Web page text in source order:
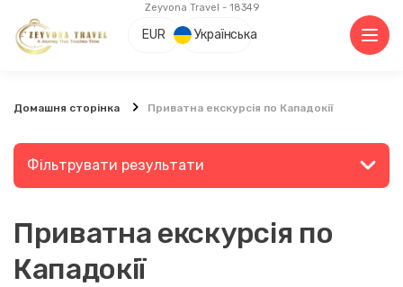
Zeyvona Travel - 18349
EUR Українська
Домашня сторінка Приватна екскурсія по Кападокії
Фільтрувати результати
Знайдіть місце або захід
Приватна екскурсія по
Кападокії